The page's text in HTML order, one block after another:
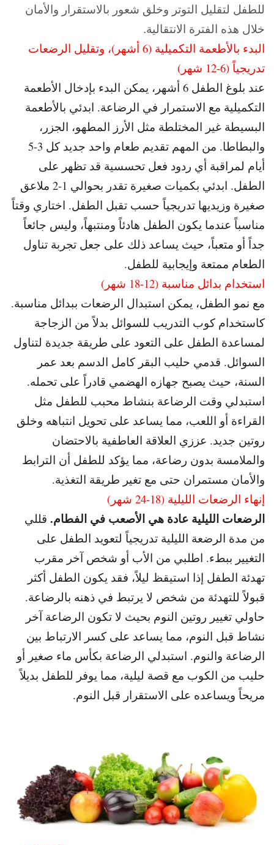
للطفل لتقليل التوتر وخلق شعور بالاستقرار والأمان
خلال هذه الفترة الانتقالية.
البدء بالأطعمة التكميلية (6 أشهر)، و
تقليل الرضعات
تدريجياً (6-12 شهر)
عند بلوغ الطفل 6 أشهر، يمكن البدء بإدخال الأطعمة
التكميلية مع الاستمرار في الرضاعة. ابدئي بالأطعمة
البسيطة غير المختلطة مثل الأرز المطهو، الجزر،
والبطاطا. من المهم تقديم طعام واحد جديد كل 3-5
أيام لمراقبة أي ردود فعل تحسسية قد تظهر على
الطفل. ابدئي بكميات صغيرة تقدر بحوالي 1-2 ملاعق
صغيرة وزيديها تدريجياً حسب تقبل الطفل. اختاري وقتاً
مناسباً عندما يكون الطفل هادئاً ومنتبهاً، وليس جائعاً
جداً أو متعباً، حيث يساعد ذلك على جعل تجربة تناول
الطعام ممتعة وإيجابية للطفل.
استخدام بدائل مناسبة (12-18 شهر)
مع نمو الطفل، يمكن استبدال الرضعات ببدائل مناسبة.
كاستخدام كوب التدريب للسوائل بدلاً من الزجاجة
لمساعدة الطفل على التعود على طريقة جديدة لتناول
السوائل. قدمي حليب البقر كامل الدسم بعد عمر
السنة، حيث يصبح جهازه الهضمي قادراً على تحمله.
استبدلي وقت الرضاعة بنشاط محبب للطفل مثل
القراءة أو اللعب، مما يساعد على تحويل انتباهه وخلق
روتين جديد. عززي العلاقة العاطفية بالاحتضان
والملامسة بدون رضاعة، مما يؤكد للطفل أن الترابط
والأمان مستمران حتى مع تغير طريقة التغذية.
إنهاء الرضعات الليلية (18-24 شهر)
الرضعات الليلية عادة هي الأصعب في الفطام. قللي
من مدة الرضعة الليلية تدريجياً لتعويد الطفل على
التغيير ببطء. اطلبي من الأب أو شخص آخر مقرب
تهدئة الطفل إذا استيقظ ليلاً، فقد يكون الطفل أكثر
قبولاً للتهدئة من شخص لا يرتبط في ذهنه بالرضاعة.
حاولي تغيير روتين النوم بحيث لا تكون الرضاعة آخر
نشاط قبل النوم، مما يساعد على كسر الارتباط بين
الرضاعة والنوم. استبدلي الرضاعة بكأس ماء صغير أو
حليب من الكوب مع قصة ليلية، مما يوفر للطفل بديلاً
مريحاً ويساعده على الاستقرار قبل النوم.